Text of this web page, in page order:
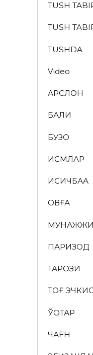
TUSH
TUSH
TUSHDA
Video
АРСЛОН
БАЛИҚ
БУЗОҚ
ИСМЛАР
ҚИСҚИЧБАҚА
ҚОВҒА
ПАРИЗОД
ТАРОЗИ
ТОҒ
ЎҚОТАР
ЧАЁН